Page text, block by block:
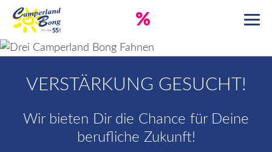
%
VERSTÄRKUNG GESUCHT!
Wir bieten Dir die Chance für Deine
berufliche Zukunft!